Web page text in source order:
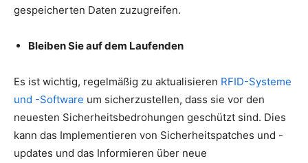
gespeicherten Daten zuzugreifen.
Bleiben Sie auf dem Laufenden
Es ist wichtig, regelmäßig zu aktualisieren RFID-Systeme
und -Software um sicherzustellen, dass sie vor den
neuesten Sicherheitsbedrohungen geschützt sind. Dies
kann das Implementieren von Sicherheitspatches und -
updates und das Informieren über neue